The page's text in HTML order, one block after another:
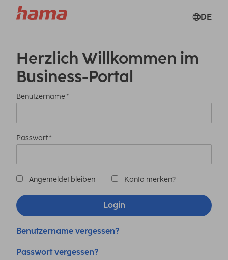
DE
Herzlich Willkommen im
Business-Portal
Benutzername*
Passwort*
Angemeldet bleiben Konto merken?
Login
Benutzername vergessen?
Passwort vergessen?